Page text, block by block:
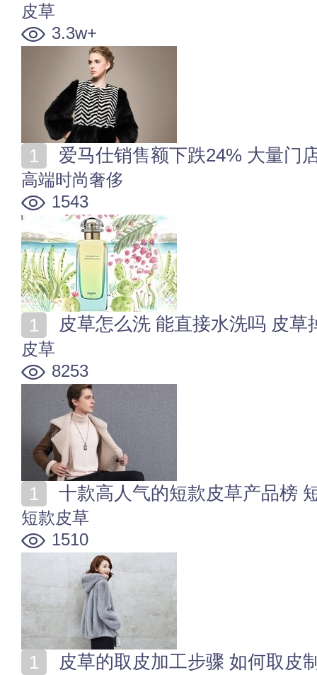
皮草
3.3w+
爱马仕销售额下跌24% 大量门
高端时尚奢侈
1543
皮草怎么洗 能直接水洗吗 皮草
皮草
8253
十款高人气的短款皮草产品榜
短款皮草
1510
皮草的取皮加工步骤 如何取皮